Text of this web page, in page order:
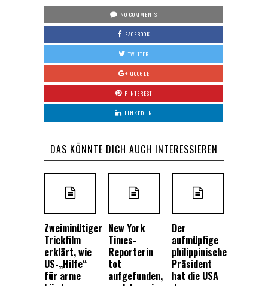
NO COMMENTS
FACEBOOK
TWITTER
GOOGLE
PINTEREST
LINKED IN
DAS KÖNNTE DICH AUCH INTERESSIEREN
Zweiminütiger
Trickfilm
erklärt, wie
US-„Hilfe“
für arme
New York
Times-
Reporterin
tot
aufgefunden,
Der
aufmüpfige
philippinische
Präsident
hat die USA